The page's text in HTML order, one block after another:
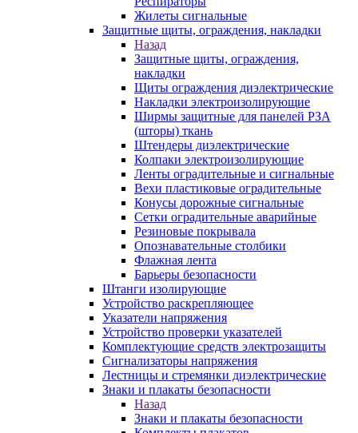
Жилеты сигнальные
Защитные щиты, ограждения, накладки
Назад
Защитные щиты, ограждения,
накладки
Щиты ограждения диэлектрические
Накладки электроизолирующие
Ширмы защитные для панелей РЗА
(шторы) ткань
Штендеры диэлектрические
Колпаки электроизолирующие
Ленты оградительные и сигнальные
Вехи пластиковые оградительные
Конусы дорожные сигнальные
Сетки оградительные аварийные
Резиновые покрывала
Опознавательные столбики
Флажная лента
Барьеры безопасности
Штанги изолирующие
Устройство раскрепляющее
Указатели напряжения
Устройство проверки указателей
Комплектующие средств электрозащиты
Сигнализаторы напряжения
Лестницы и стремянки диэлектрические
Знаки и плакаты безопасности
Назад
Знаки и плакаты безопасности